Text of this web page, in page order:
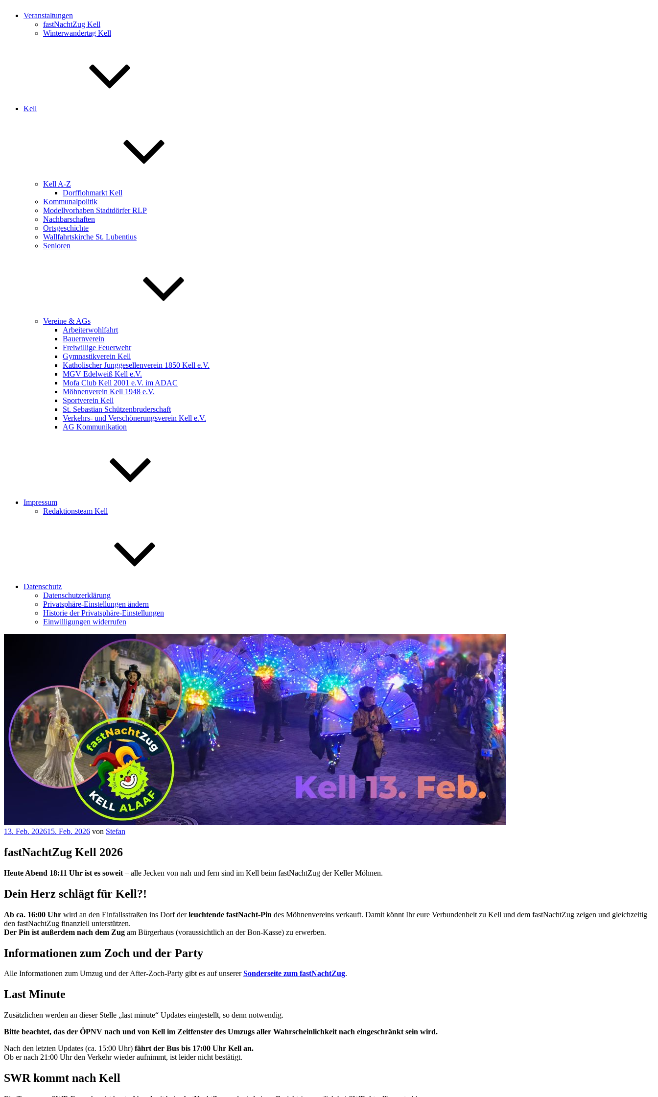
Veranstaltungen
fastNachtZug Kell
Winterwandertag Kell
Kell
Kell A-Z
Dorfflohmarkt Kell
Kommunalpolitik
Modellvorhaben Stadtdörfer RLP
Nachbarschaften
Ortsgeschichte
Wallfahrtskirche St. Lubentius
Senioren
Vereine & AGs
Arbeiterwohlfahrt
Bauernverein
Freiwillige Feuerwehr
Gymnastikverein Kell
Katholischer Junggesellenverein 1850 Kell e.V.
MGV Edelweiß Kell e.V.
Mofa Club Kell 2001 e.V. im ADAC
Möhnenverein Kell 1948 e.V.
Sportverein Kell
St. Sebastian Schützenbruderschaft
Verkehrs- und Verschönerungsverein Kell e.V.
AG Kommunikation
Impressum
Redaktionsteam Kell
Datenschutz
Datenschutzerklärung
Privatsphäre-Einstellungen ändern
Historie der Privatsphäre-Einstellungen
Einwilligungen widerrufen
Veröffentlicht
13. Feb. 202615. Feb. 2026 von Stefan
fastNachtZug Kell 2026
Heute Abend 18:11 Uhr ist es soweit – alle Jecken von nah und fern sind im Kell beim fastNachtZug der Keller Möhnen.
Dein Herz schlägt für Kell?!
Ab ca. 16:00 Uhr wird an den Einfallsstraßen ins Dorf derleuchtende fastNacht-Pin des Möhnenvereins verkauft. Damit könnt Ihr eure Verbundenheit zu Kell und dem fastNachtZug zeigen und gleichzeitig
den fastNachtZug finanziell unterstützen.
Der Pin ist außerdem nach dem Zug am Bürgerhaus (voraussichtlich an der Bon-Kasse) zu erwerben.
Informationen zum Zoch und der Party
Alle Informationen zum Umzug und der After-Zoch-Party gibt es auf unsererSonderseite zum fastNachtZug.
Last Minute
Zusätzlichen werden an dieser Stelle „last minute“ Updates eingestellt, so denn notwendig.
Bitte beachtet, das der ÖPNV nach und von Kell im Zeitfenster des Umzugs aller Wahrscheinlichkeit nach eingeschränkt sein wird.
Nach den letzten Updates (ca. 15:00 Uhr) fährt der Bus bis 17:00 Uhr Kell an.
Ob er nach 21:00 Uhr den Verkehr wieder aufnimmt, ist leider nicht bestätigt.
SWR kommt nach Kell